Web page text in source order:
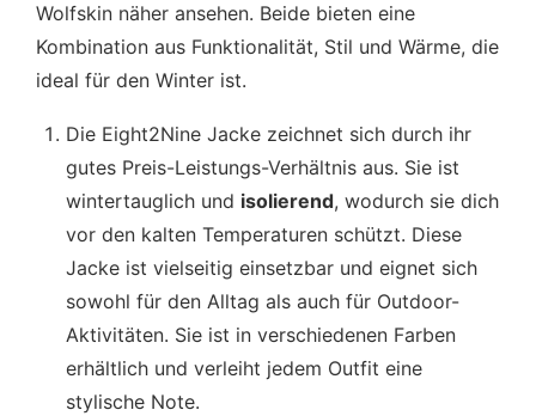
Wolfskin näher ansehen. Beide bieten eine
Kombination aus Funktionalität, Stil und Wärme, die
ideal für den Winter ist.
Die Eight2Nine Jacke zeichnet sich durch ihr
gutes Preis-Leistungs-Verhältnis aus. Sie ist
wintertauglich und isolierend, wodurch sie dich
vor den kalten Temperaturen schützt. Diese
Jacke ist vielseitig einsetzbar und eignet sich
sowohl für den Alltag als auch für Outdoor-
Aktivitäten. Sie ist in verschiedenen Farben
erhältlich und verleiht jedem Outfit eine
stylische Note.